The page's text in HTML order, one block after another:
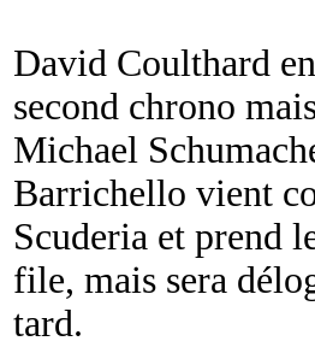
David Coulthard
second chrono
Michael
Barrichello vient
Scuderia et prend
file, mais sera
tard.